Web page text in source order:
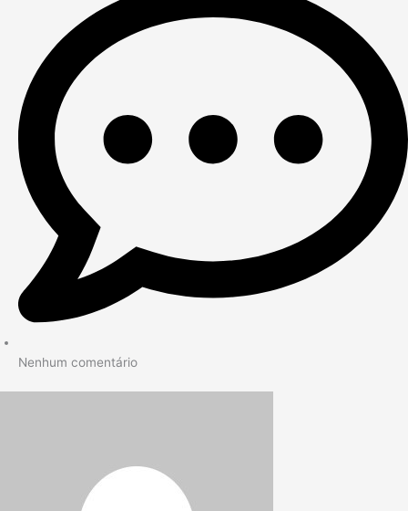
Nenhum comentário